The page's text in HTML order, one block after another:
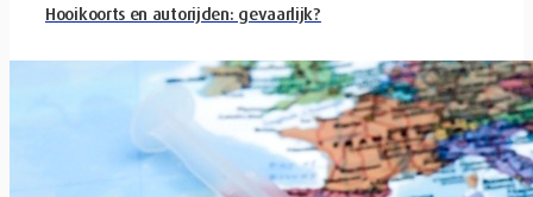
Hooikoorts en autorijden: gevaarlijk?